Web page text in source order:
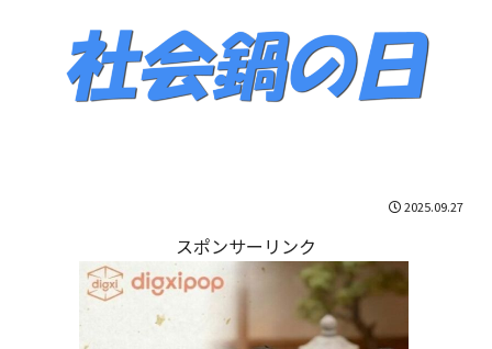
2025.09.27
スポンサーリンク